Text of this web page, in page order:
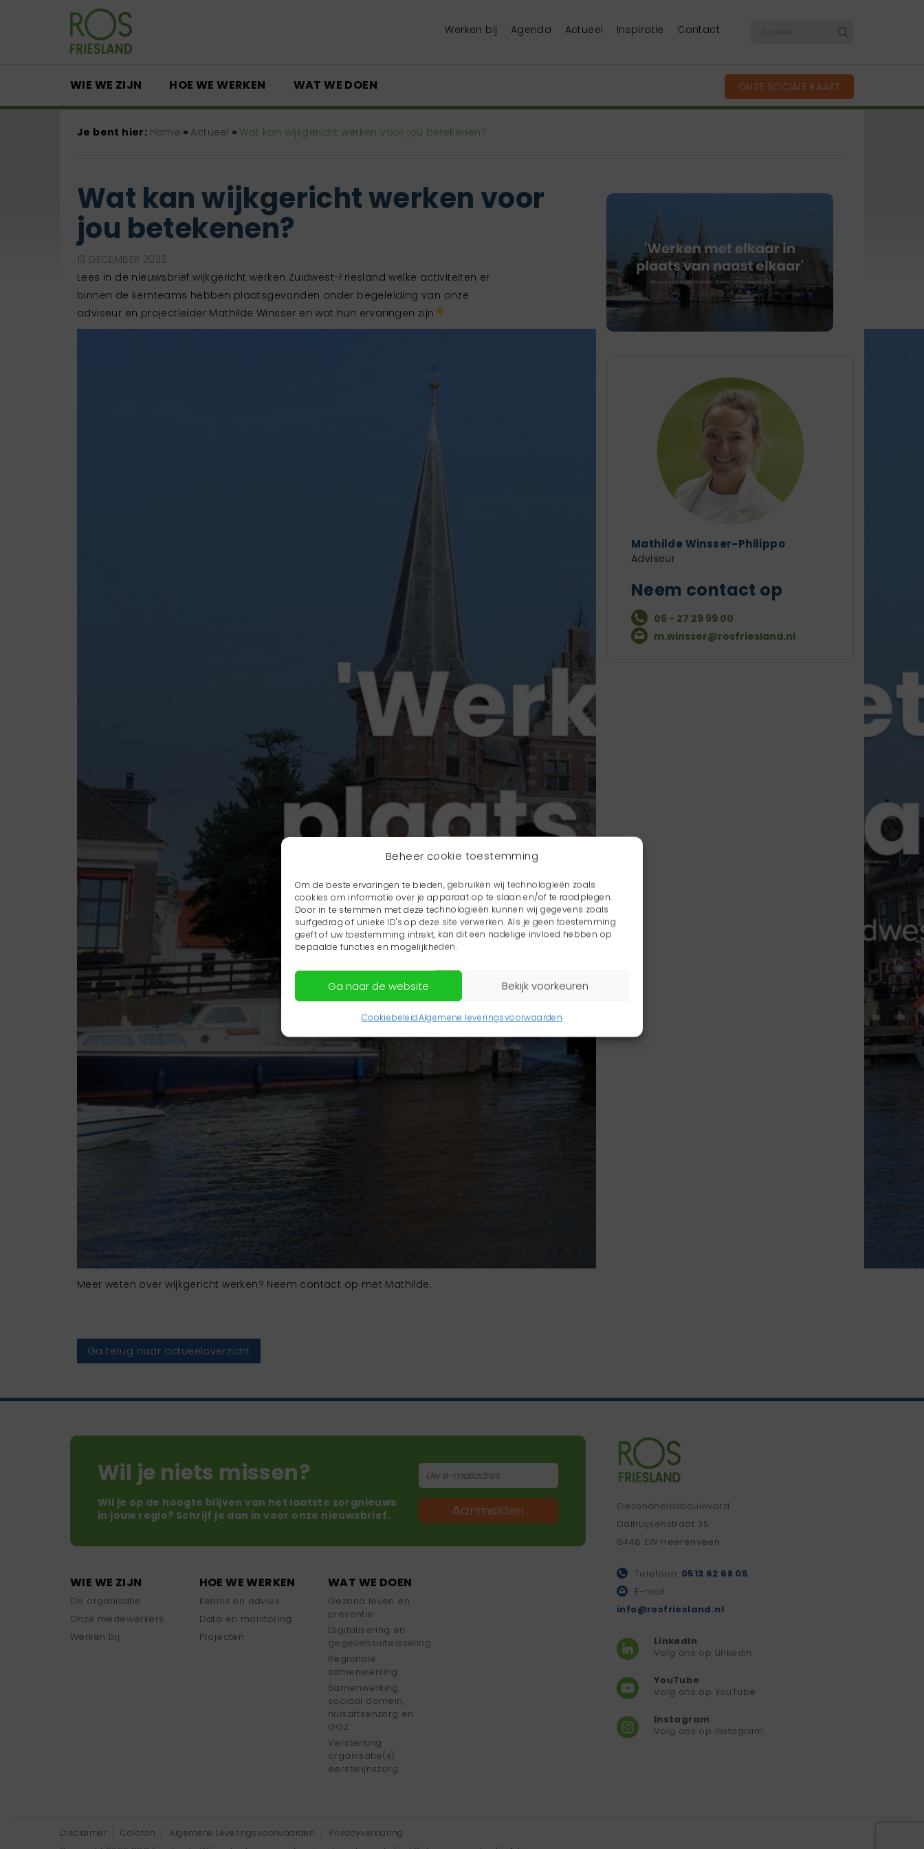
Beheer cookie toestemming
Om de beste ervaringen te bieden, gebruiken wij technologieën zoals
cookies om informatie over je apparaat op te slaan en/of te raadplegen.
Door in te stemmen met deze technologieën kunnen wij gegevens zoals
surfgedrag of unieke ID's op deze site verwerken. Als je geen toestemming
geeft of uw toestemming intrekt, kan dit een nadelige invloed hebben op
bepaalde functies en mogelijkheden.
Ga naar de website Bekijk voorkeuren
CookiebeleidAlgemene leveringsvoorwaarden
Werken bij Agenda Actueel Inspiratie Contact
WIE WE ZIJN HOE WE WERKEN WAT WE DOEN ONZE SOCIALE KAART
Je bent hier: Home » Actueel »Wat kan wijkgericht werken voor jou betekenen?
Wat kan wijkgericht werken voor
jou betekenen?
13 DECEMBER 2022
Lees in de nieuwsbrief wijkgericht werken Zuidwest-Friesland welke activiteiten er
binnen de kernteams hebben plaatsgevonden onder begeleiding van onze
adviseur en projectleider Mathilde Winsser en wat hun ervaringen zijn
Meer weten over wijkgericht werken? Neem contact op met Mathilde.
Ga terug naar actueeloverzicht
Mathilde Winsser-Philippo
Adviseur
Neem contact op
06 - 27 29 99 00
m.winsser@rosfriesland.nl
Wil je niets missen?
Wil je op de hoogte blijven van het laatste zorgnieuws
in jouw regio? Schrijf je dan in voor onze nieuwsbrief.
Aanmelden
WIE WE ZIJN
De organisatie
Onze medewerkers
Werken bij
HOE WE WERKEN
Kennis en advies
Data en monitoring
Projecten
WAT WE DOEN
Gezond leven en
preventie
Digitalisering en
gegevensuitwisseling
Regionale
samenwerking
Samenwerking
sociaal domein,
huisartsenzorg en
GGZ
Versterking
organisatie(s)
eerstelijnszorg
Gezondheidsboulevard
Dalhuysenstraat 35
8448 EW Heerenveen
Telefoon: 0513 62 68 05
E-mail:
info@rosfriesland.nl
LinkedIn
Volg ons op Linkedin
YouTube
Volg ons op YouTube
Instagram
Volg ons op Instagram
Disclaimer Colofon Algemene Leveringsvoorwaarden
Privacyverklaring